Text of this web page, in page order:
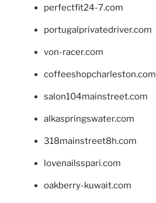
perfectfit24-7.com
portugalprivatedriver.com
von-racer.com
coffeeshopcharleston.com
salon104mainstreet.com
alkaspringswater.com
318mainstreet8h.com
lovenailsspari.com
oakberry-kuwait.com